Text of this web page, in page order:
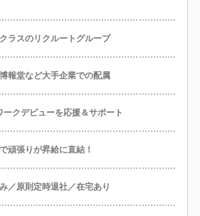
ラスのリクルートグループ
報堂など大手企業での配属
ークデビューを応援＆サポート
頑張りが昇給に直結！
／原則定時退社／在宅あり